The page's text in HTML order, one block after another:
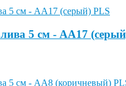
5 см - АА17